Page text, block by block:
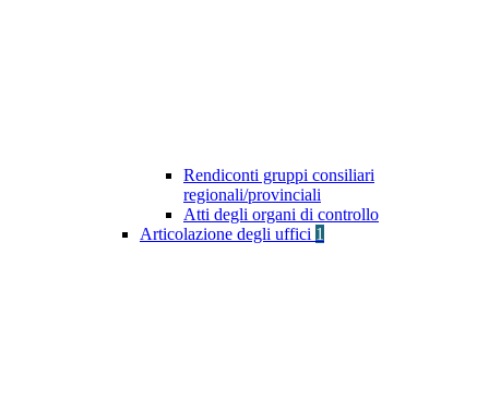
Rendiconti gruppi consiliari
regionali/provinciali
Atti degli organi di controllo
Articolazione degli uffici 1